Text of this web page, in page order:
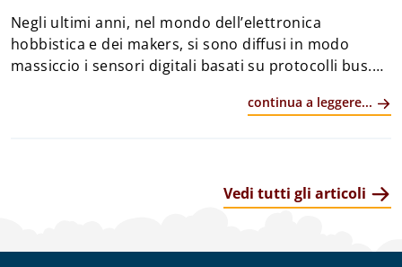
Negli ultimi anni, nel mondo dell’elettronica
hobbistica e dei makers, si sono diffusi in modo
massiccio i sensori digitali basati su protocolli bus.
si sono distinti per la facilità d&r...continua a leggere...
Vedi tutti gli articoli